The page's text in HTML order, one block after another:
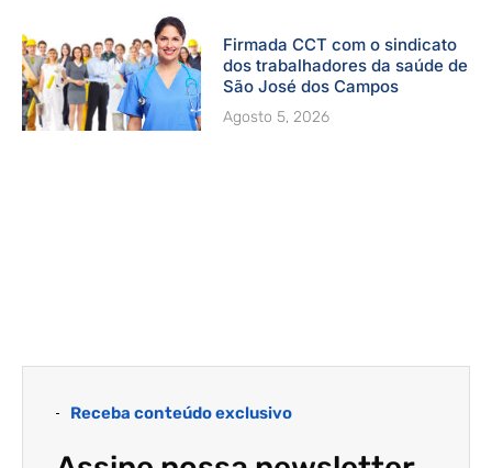
Firmada CCT com o sindicato
dos trabalhadores da saúde de
São José dos Campos
Agosto 5, 2026
Receba conteúdo exclusivo